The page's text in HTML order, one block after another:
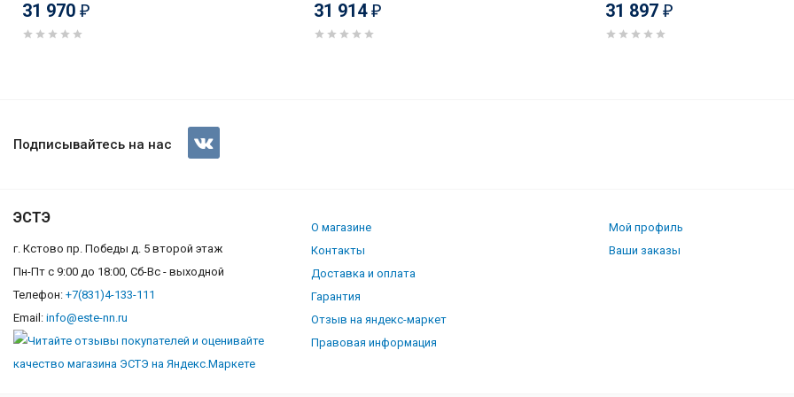
31 970 ₽ 31 914 ₽ 31 897 ₽
Hansa BHIW67323
Подписывайтесь на нас
ЭСТЭ
г. Кстово пр. Победы д. 5 второй этаж
Пн-Пт с 9:00 до 18:00, Сб-Вс - выходной
Телефон: +7(831)4-133-111
Email: info@este-nn.ru
О магазине
Контакты
Доставка и оплата
Гарантия
Отзыв на яндекс-маркет
Правовая информация
Мой профиль
Ваши заказы